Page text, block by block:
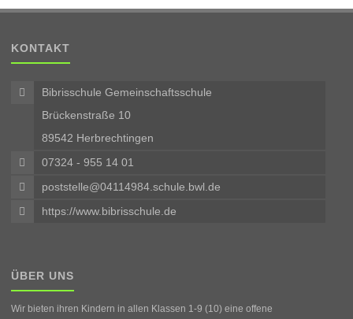
KONTAKT
Bibrisschule Gemeinschaftsschule
Brückenstraße 10
89542 Herbrechtingen
07324 - 955 14 01
poststelle@04114984.schule.bwl.de
https://www.bibrisschule.de
ÜBER UNS
Wir bieten ihren Kindern in allen Klassen 1-9 (10) eine offene